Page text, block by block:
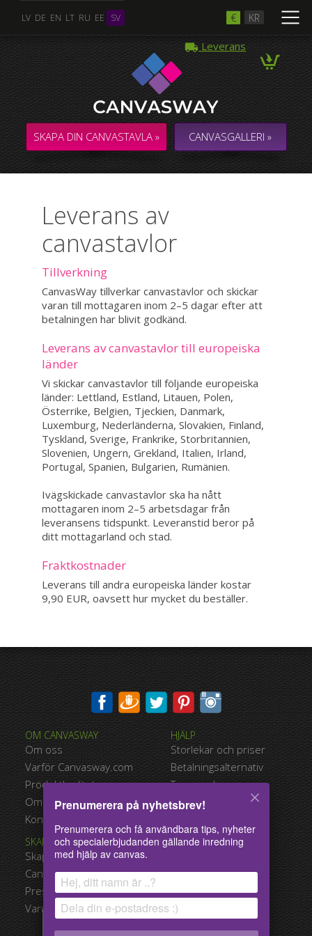
LV DE EN LT RU EE SV € KR
Leverans
SKAPA DIN CANVASTAVLA » CANVASGALLERI »
Leverans av
canvastavlor
Tillverkning
CanvasWay tillverkar canvastavlor och skickar
varan till mottagaren inom 2–5 dagar efter att
betalningen har blivit godkänd.
Leverans av canvastavlor till europeiska
länder
Vi skickar canvastavlor till följande europeiska
länder: Lettland, Estland, Litauen, Polen,
Österrike, Belgien, Tjeckien, Danmark,
Luxemburg, Nederländerna, Slovakien, Finland,
Tyskland, Sverige, Frankrike, Storbritannien,
Slovenien, Ungern, Grekland, Italien, Irland,
Portugal, Spanien, Bulgarien, Rumänien.
Ivägskickade canvastavlor ska ha nått
mottagaren inom 2–5 arbetsdagar från
leveransens tidspunkt. Leveranstid beror på
ditt mottagarland och stad.
Fraktkostnader
Leverans till andra europeiska länder kostar
9,90 EUR, oavsett hur mycket du beställer.
OM CANVASWAY
Om oss
Varför Canvasway.com
Produktkvalitet
Omdömen
Kontakt
SKAPA OCH BESTÄLL
Skapa din canvastavla
Canvasgalleri
Presentkort
Varukorg
HJÄLP
Storlekar och priser
Betalningsalternativ
Typer av leverans
Användarvillkor
MITT KONTO
Registrera dig
x
​Rea
Prenumerera på nyhetsbrev!
Prenumerera och få användbara tips, nyheter
och specialerbjudanden gällande inredning
med hjälp av canvas.